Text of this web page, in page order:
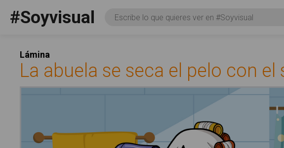
#Soyvisual Consulta
Lámina
La abuela se seca el pelo con el
Social
FacebookYouTubeTwitter